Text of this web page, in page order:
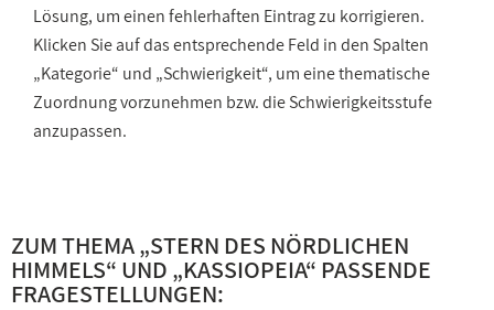
Lösung, um einen fehlerhaften Eintrag zu korrigieren.
Klicken Sie auf das entsprechende Feld in den Spalten
„Kategorie“ und „Schwierigkeit“, um eine thematische
Zuordnung vorzunehmen bzw. die Schwierigkeitsstufe
anzupassen.
ZUM THEMA „STERN DES NÖRDLICHEN
HIMMELS“ UND „KASSIOPEIA“ PASSENDE
FRAGESTELLUNGEN: